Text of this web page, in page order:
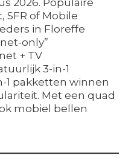
SFR of Mobile
in Floreffe
only”
+ TV
3-in-1
1 pakketten winnen
Met een quad
mobiel bellen